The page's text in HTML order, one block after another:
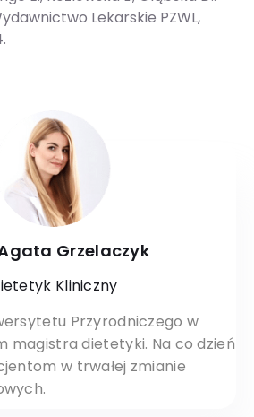
Lekarskie PZWL,
Grzelaczyk
Kliniczny
Przyrodniczego w
magistra dietetyki. Na co dzień
w trwałej zmianie